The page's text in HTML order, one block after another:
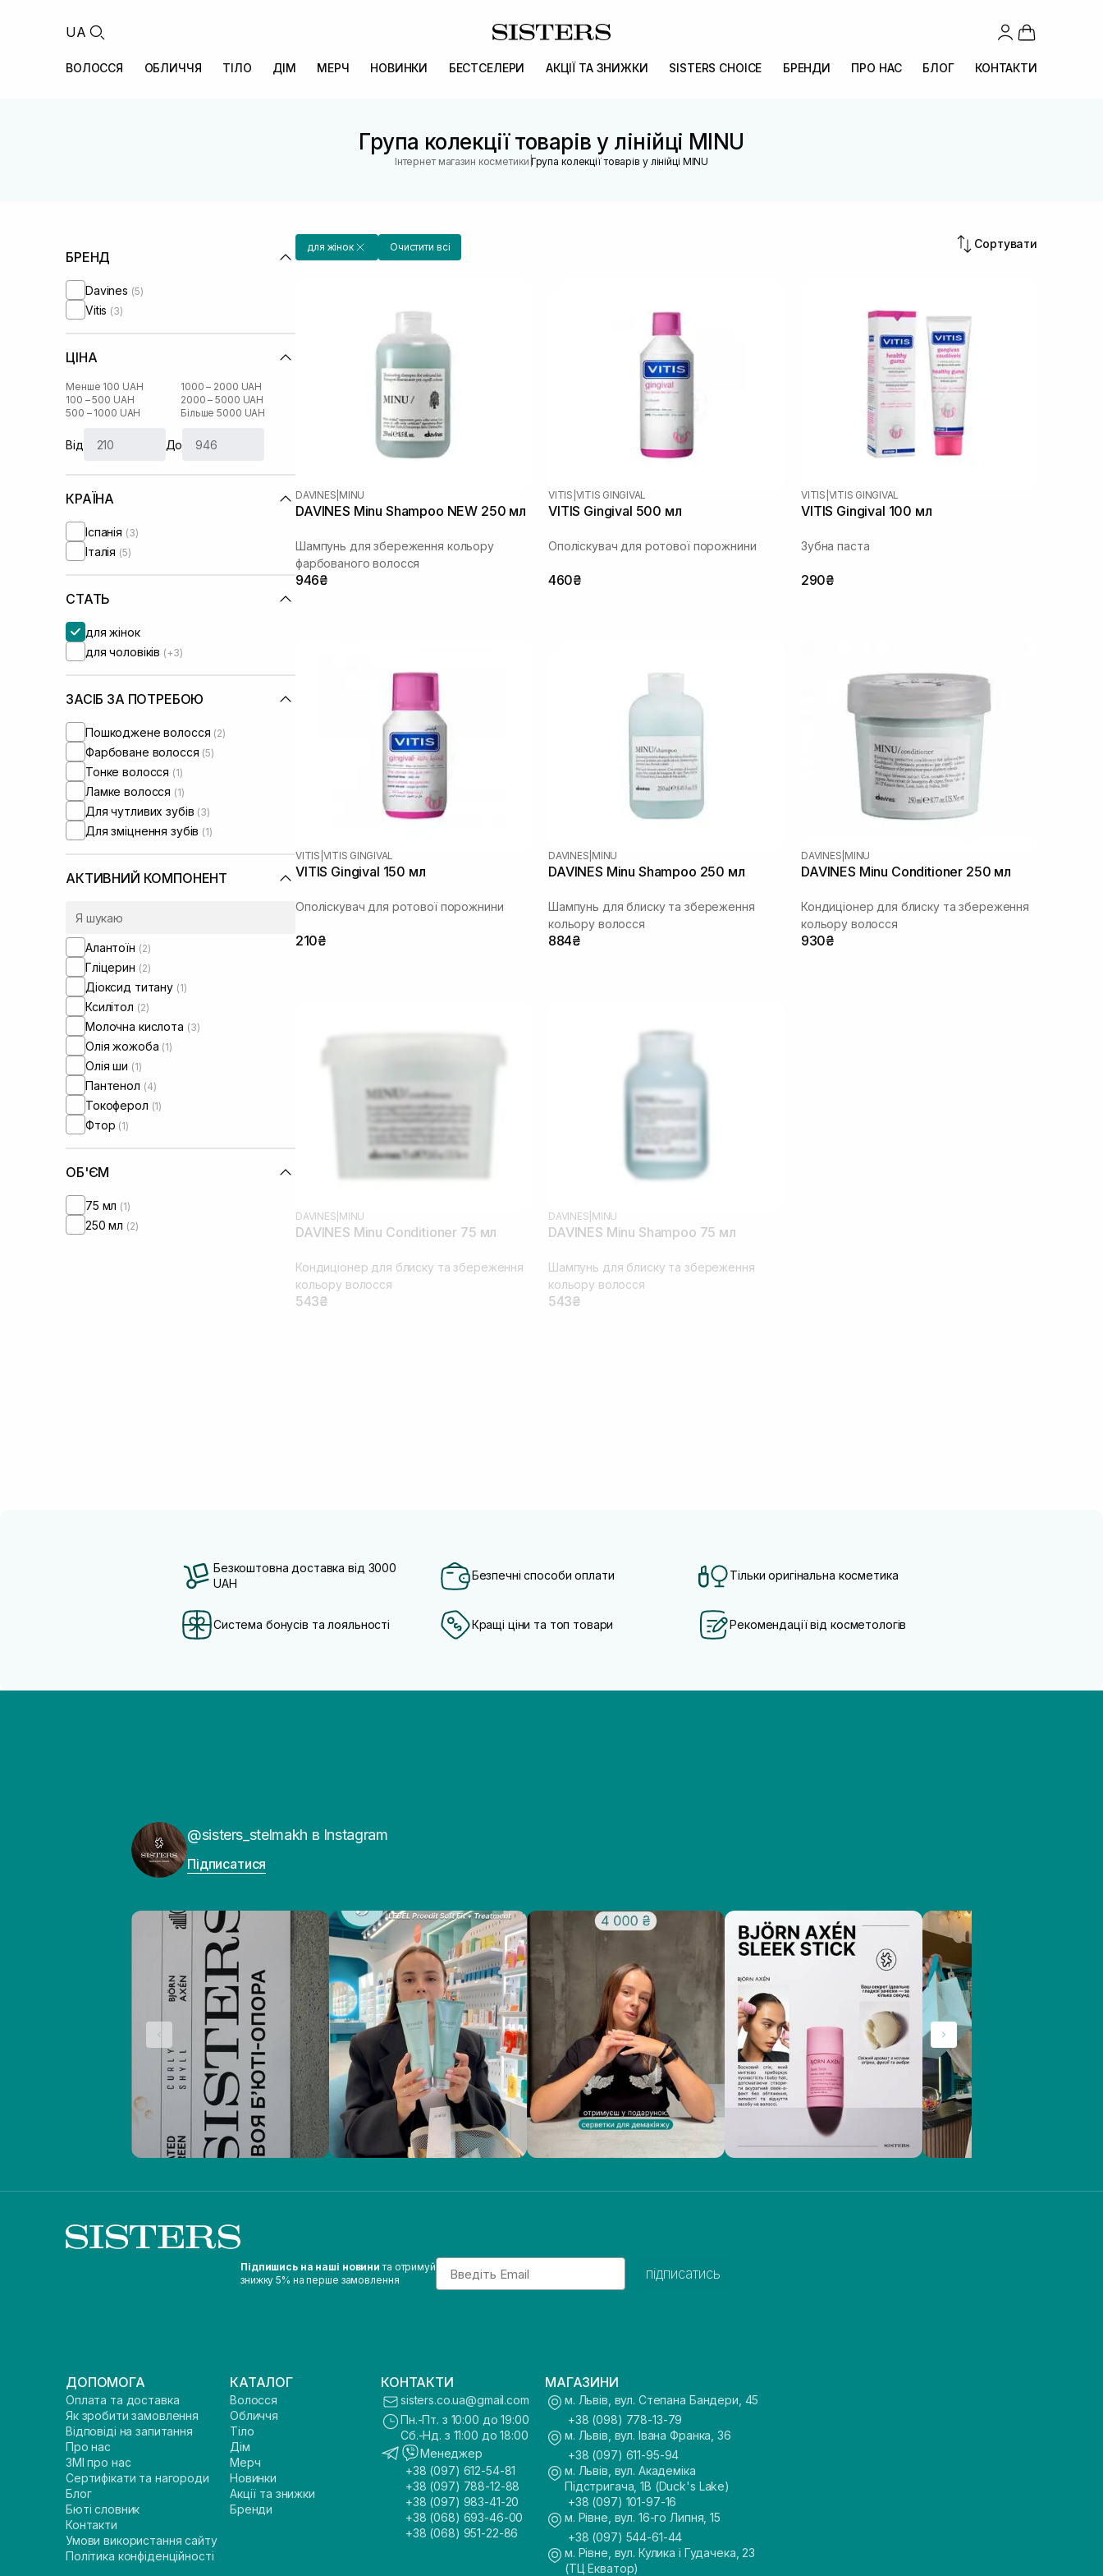
UA
ВОЛОССЯ ОБЛИЧЧЯ ТІЛО ДІМ МЕРЧ НОВИНКИ БЕСТСЕЛЕРИ АКЦІЇ ТА ЗНИЖКИ SISTERS CHOICE БРЕНДИ ПРО НАС БЛОГ КОНТАКТИ
Група колекції товарів у лінійці MINU
Інтернет магазин косметики |Група колекції товарів у лінійці MINU
БРЕНД
Davines (5)
Vitis (3)
ЦІНА
Менше 100 UAH
100 – 500 UAH
500 – 1000 UAH
1000 – 2000 UAH
2000 – 5000 UAH
Більше 5000 UAH
Від До
КРАЇНА
Іспанія (3)
Італія (5)
СТАТЬ
для жінок
для чоловіків (+3)
ЗАСІБ ЗА ПОТРЕБОЮ
Пошкоджене волосся (2)
Фарбоване волосся (5)
Тонке волосся (1)
Ламке волосся (1)
Для чутливих зубів (3)
Для зміцнення зубів (1)
АКТИВНИЙ КОМПОНЕНТ
Алантоїн (2)
Гліцерин (2)
Діоксид титану (1)
Ксилітол (2)
Молочна кислота (3)
Олія жожоба (1)
Олія ши (1)
Пантенол (4)
Токоферол (1)
Фтор (1)
ОБ'ЄМ
75 мл (1)
250 мл (2)
для жінок Очистити всі Сортувати
DAVINES MINU
DAVINES Minu Shampoo NEW 250 мл
Шампунь для збереження кольору
фарбованого волосся
946₴
VITIS VITIS GINGIVAL
VITIS Gingival 500 мл
Ополіскувач для ротової порожнини
460₴
VITIS VITIS GINGIVAL
VITIS Gingival 100 мл
Зубна паста
290₴
VITIS VITIS GINGIVAL
VITIS Gingival 150 мл
Ополіскувач для ротової порожнини
210₴
DAVINES MINU
DAVINES Minu Shampoo 250 мл
Шампунь для блиску та збереження
кольору волосся
884₴
DAVINES MINU
DAVINES Minu Conditioner 250 мл
Кондиціонер для блиску та збереження
кольору волосся
930₴
DAVINES MINU
DAVINES Minu Conditioner 75 мл
Кондиціонер для блиску та збереження
кольору волосся
543₴
DAVINES MINU
DAVINES Minu Shampoo 75 мл
Шампунь для блиску та збереження
кольору волосся
543₴
Безкоштовна доставка від 3000
UAH
Безпечні способи оплати Тільки оригінальна косметика
Система бонусів та лояльності Кращі ціни та топ товари Рекомендації від косметологів
@sisters_stelmakh в Instagram
Підписатися
Підпишись на наші новини та отримуй
знижку 5% на перше замовлення
Email
підписатись
ДОПОМОГА
Оплата та доставка
Як зробити замовлення
Відповіді на запитання
Про нас
ЗМІ про нас
Сертифікати та нагороди
Блог
Бюті словник
Контакти
Умови використання сайту
Політика конфіденційності
КАТАЛОГ
Волосся
Обличчя
Тіло
Дім
Мерч
Новинки
Акції та знижки
Бренди
КОНТАКТИ
sisters.co.ua@gmail.com
Пн.-Пт. з 10:00 до 19:00
Сб.-Нд. з 11:00 до 18:00
Менеджер
+38 (097) 612-54-81
+38 (097) 788-12-88
+38 (097) 983-41-20
+38 (068) 693-46-00
+38 (068) 951-22-86
МАГАЗИНИ
м. Львів, вул. Степана Бандери, 45
+38 (098) 778-13-79
м. Львів, вул. Івана Франка, 36
+38 (097) 611-95-94
м. Львів, вул. Академіка
Підстригача, 1В (Duck's Lake)
+38 (097) 101-97-16
м. Рівне, вул. 16-го Липня, 15
+38 (097) 544-61-44
м. Рівне, вул. Кулика і Гудачека, 23
(ТЦ Екватор)